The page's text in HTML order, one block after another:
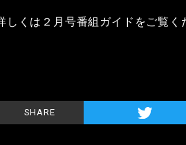
しくは２月号番組ガイドをご覧く
SHARE